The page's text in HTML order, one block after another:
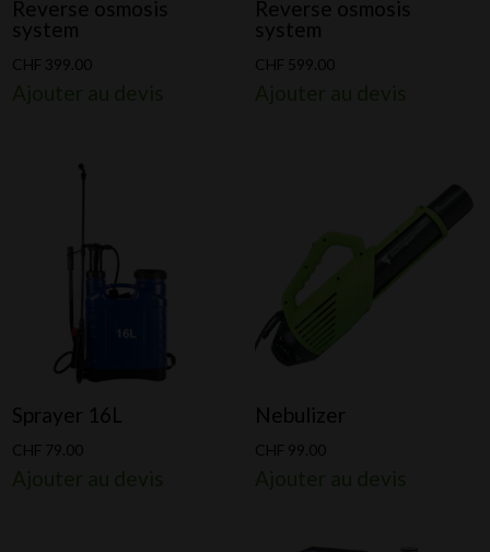
Reverse osmosis
system
CHF 399.00
Reverse osmosis
system
CHF 599.00
Sprayer 16L
CHF 79.00
Nebulizer
CHF 99.00